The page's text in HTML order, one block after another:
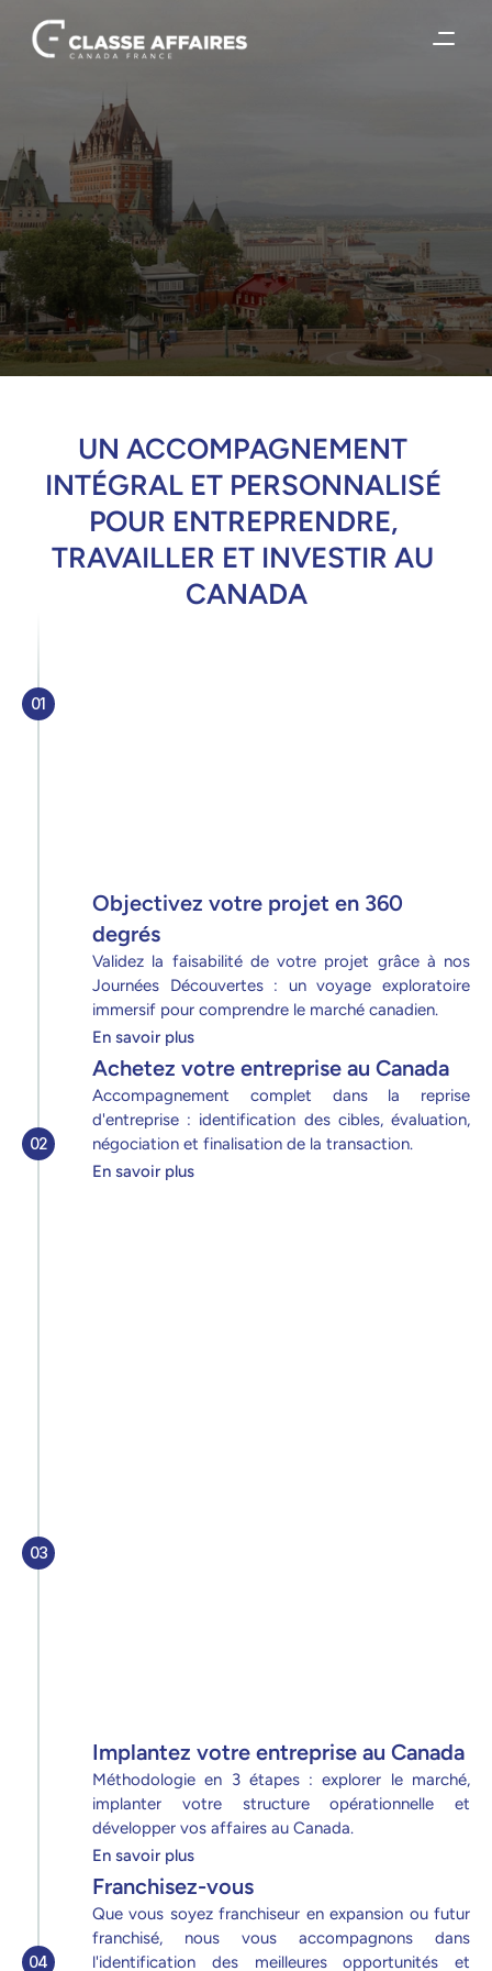
UN ACCOMPAGNEMENT
INTÉGRAL ET PERSONNALISÉ
POUR ENTREPRENDRE,
TRAVAILLER ET INVESTIR AU
CANADA
01
Objectivez votre projet en 360
degrés
Validez la faisabilité de votre projet grâce à nos
Journées Découvertes : un voyage exploratoire
immersif pour comprendre le marché canadien.
En savoir plus
Achetez votre entreprise au Canada
Accompagnement complet dans la reprise
d'entreprise : identification des cibles, évaluation,
négociation et finalisation de la transaction.
En savoir plus
02
03
Implantez votre entreprise au Canada
Méthodologie en 3 étapes : explorer le marché,
implanter votre structure opérationnelle et
développer vos affaires au Canada.
En savoir plus
Franchisez-vous
Que vous soyez franchiseur en expansion ou futur
franchisé, nous vous accompagnons dans
l'identification des meilleures opportunités et
04